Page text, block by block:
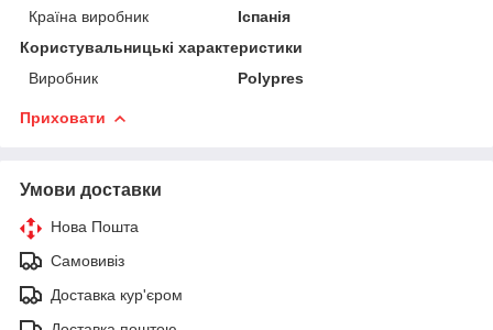
Країна виробник
Іспанія
Користувальницькі характеристики
Виробник
Polypres
Приховати
Умови доставки
Нова Пошта
Самовивіз
Доставка кур'єром